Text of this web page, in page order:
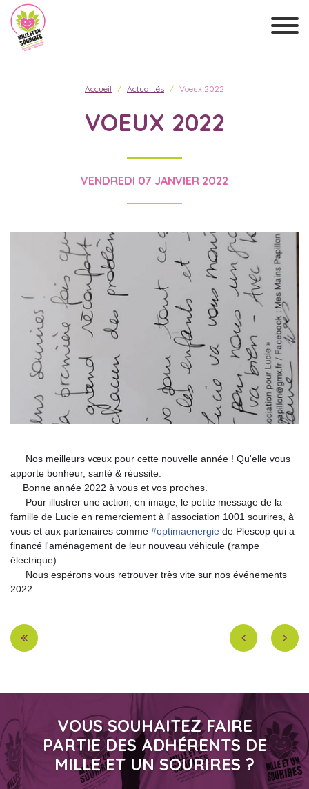
Accueil Actualités Voeux 2022
VOEUX 2022
VENDREDI 07 JANVIER 2022
Nos meilleurs vœux pour cette nouvelle année ! Qu'elle vous
apporte bonheur, santé & réussite.
Bonne année 2022 à vous et vos proches.
Pour illustrer une action, en image, le petite message de la
famille de Lucie en remerciement à l'association 1001 sourires, à
vous et aux partenaires comme #optimaenergie de Plescop qui a
financé l'aménagement de leur nouveau véhicule (rampe
électrique).
Nous espérons vous retrouver très vite sur nos événements
2022.
VOUS SOUHAITEZ FAIRE
PARTIE DES ADHÉRENTS DE
MILLE ET UN SOURIRES ?